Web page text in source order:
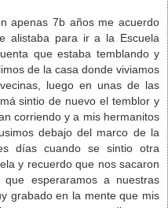
apenas 7b años me acuerdo
alistaba para ir a la Escuela
que estaba temblando y
de la casa donde viviamos
luego en unas de las
sintio de nuevo el temblor y
corriendo y a mis hermanitos
debajo del marco de la
días cuando se sintio otra
y recuerdo que nos sacaron
esperaramos a nuestras
grabado en la mente que mis